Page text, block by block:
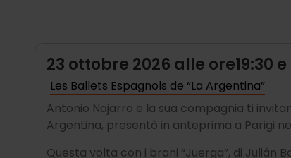
23 ottobre 2026 alle ore19:30
Les Ballets Espagnols de “La Argentina”
Antonio Najarro e la sua compagnia ti
Argentina, presentò in anteprima a Parigi
Questa volta con i brani “Juerga”, di Julián